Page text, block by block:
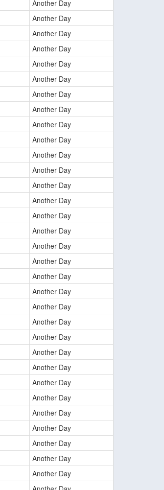
Another Day
Another Day
Another Day
Another Day
Another Day
Another Day
Another Day
Another Day
Another Day
Another Day
Another Day
Another Day
Another Day
Another Day
Another Day
Another Day
Another Day
Another Day
Another Day
Another Day
Another Day
Another Day
Another Day
Another Day
Another Day
Another Day
Another Day
Another Day
Another Day
Another Day
Another Day
Another Day